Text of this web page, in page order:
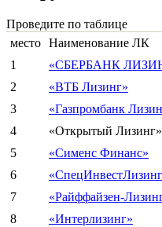
Проведите по таблице
место Наименование ЛК
1
«СБЕРБАНК
2
«ВТБ Лизинг»
3
«Газпромбанк
4
«Открытый Лизинг»
5
«Сименс Финанс»
6
7
«Райффайзен-
8
«Интерлизинг»